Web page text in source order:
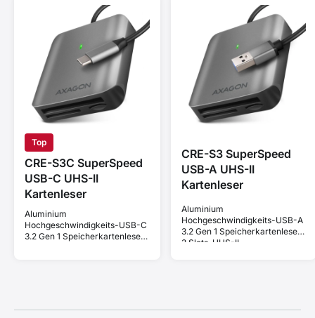
Top
CRE-S3C SuperSpeed
USB-C UHS-II
Kartenleser
Aluminium
Hochgeschwindigkeits-USB-C
3.2 Gen 1 Speicherkartenleser.
CRE-S3 SuperSpeed
USB-A UHS-II
Kartenleser
Aluminium
Hochgeschwindigkeits-USB-A
3.2 Gen 1 Speicherkartenleser.
3 Slots, UHS-II.